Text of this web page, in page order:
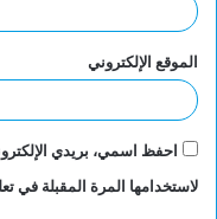
الموقع الإلكتروني
احفظ اسمي، بريدي
لاستخدامها المرة المقبلة في